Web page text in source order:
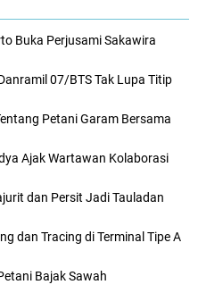
Buka Perjusami Sakawira
07/BTS Tak Lupa Titip
Petani Garam Bersama
Ajak Wartawan Kolaborasi
dan Persit Jadi Tauladan
dan Tracing di Terminal Tipe A
Bajak Sawah